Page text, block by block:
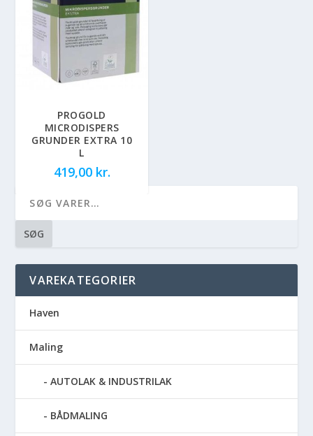
PROGOLD
MICRODISPERS
GRUNDER EXTRA 10
L
419,00 kr.
SØG
VAREKATEGORIER
Haven
Maling
AUTOLAK & INDUSTRILAK
BÅDMALING